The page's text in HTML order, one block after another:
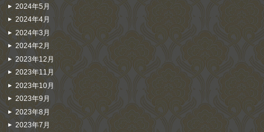
2024年5月
2024年4月
2024年3月
2024年2月
2023年12月
2023年11月
2023年10月
2023年9月
2023年8月
2023年7月